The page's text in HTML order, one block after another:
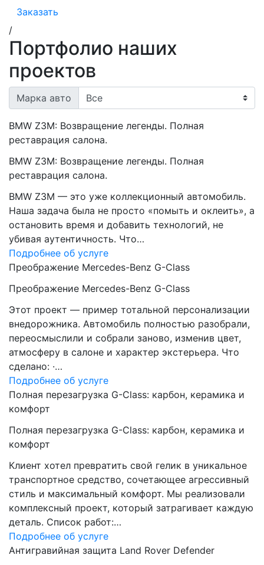
Заказать
/
Портфолио наших
проектов
Марка авто
BMW Z3M: Возвращение легенды. Полная
реставрация салона.
BMW Z3M: Возвращение легенды. Полная
реставрация салона.
BMW Z3M — это уже коллекционный автомобиль.
Наша задача была не просто «помыть и оклеить», а
остановить время и добавить технологий, не
убивая аутентичность. Что…
Подробнее об услуге
Преображение Mercedes-Benz G-Class
Преображение Mercedes-Benz G-Class
Этот проект — пример тотальной персонализации
внедорожника. Автомобиль полностью разобрали,
переосмыслили и собрали заново, изменив цвет,
атмосферу в салоне и характер экстерьера. Что
сделано: ·…
Подробнее об услуге
Полная перезагрузка G-Class: карбон, керамика и
комфорт
Полная перезагрузка G-Class: карбон, керамика и
комфорт
Клиент хотел превратить свой гелик в уникальное
транспортное средство, сочетающее агрессивный
стиль и максимальный комфорт. Мы реализовали
комплексный проект, который затрагивает каждую
деталь. Список работ:…
Подробнее об услуге
Антигравийная защита Land Rover Defender